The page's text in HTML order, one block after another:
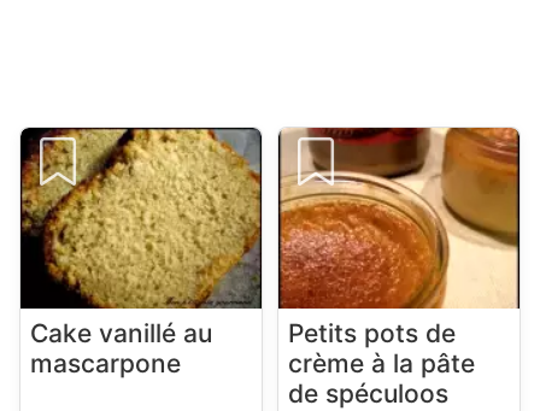
Cake vanillé au
mascarpone
Petits pots de
crème à la pâte
de spéculoos